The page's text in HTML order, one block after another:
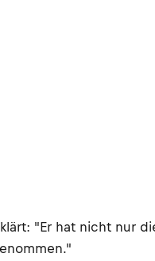
"Er hat nicht